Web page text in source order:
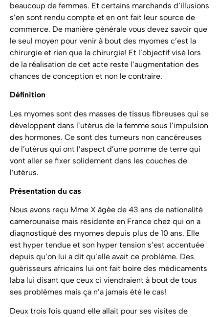
beaucoup de femmes. Et certains marchands d’illusions
s’en sont rendu compte et en ont fait leur source de
commerce. De manière générale vous devez savoir que
le seul moyen pour venir à bout des myomes c’est la
chirurgie et rien que la chirurgie! Et l’objectif visé lors
de la réalisation de cet acte reste l’augmentation des
chances de conception et non le contraire.
Définition
Les myomes sont des masses de tissus fibreuses qui se
développent dans l’utérus de la femme sous l’impulsion
des hormones. Ce sont des tumeurs non cancéreuses
de l’utérus qui ont l’aspect d’une pomme de terre qui
vont aller se fixer solidement dans les couches de
l’utérus.
Présentation du cas
Nous avons reçu Mme X âgée de 43 ans de nationalité
camerounaise mais résidente en France chez qui on a
diagnostiqué des myomes depuis plus de 10 ans. Elle
est hyper tendue et son hyper tension s’est accentuée
depuis qu’on lui a dit qu’elle avait ce problème. Des
guérisseurs africains lui ont fait boire des médicaments
laba lui disant que ceux ci viendraient à bout de tous
ses problèmes mais ça n’a jamais été le cas!
Deux trois fois quand elle allait pour ses visites de